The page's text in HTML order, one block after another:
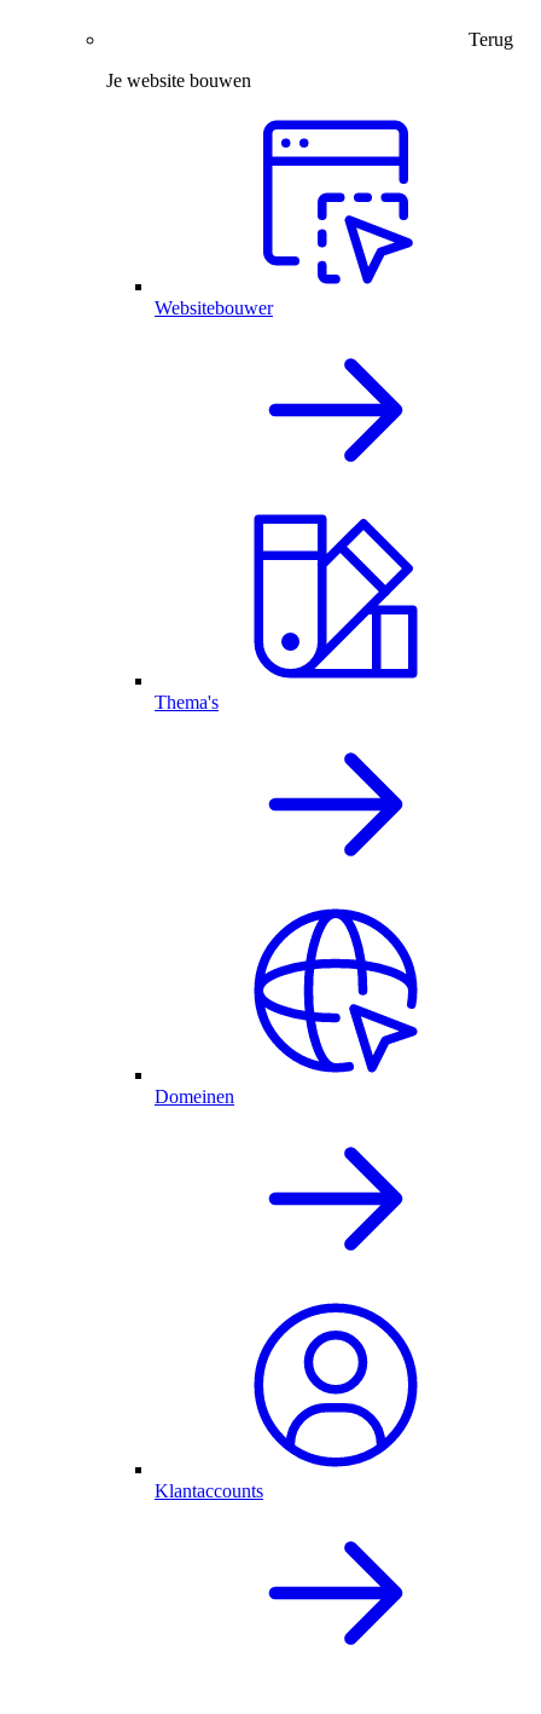
Terug
Je website bouwen
Websitebouwer
Thema's
Domeinen
Klantaccounts